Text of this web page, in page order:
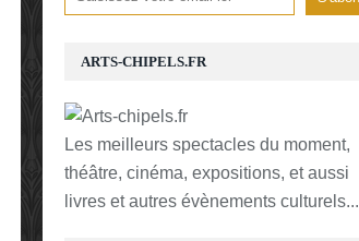
ARTS-CHIPELS.FR
Les meilleurs spectacles du moment,
théâtre, cinéma, expositions, et aussi
livres et autres évènements culturels...